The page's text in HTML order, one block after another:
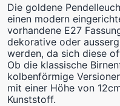
Die goldene
einen modern
vorhandene E27
dekorative oder
werden, da sich diese
Ob die klassische
kolbenförmige
mit einer Höhe von
Kunststoff.